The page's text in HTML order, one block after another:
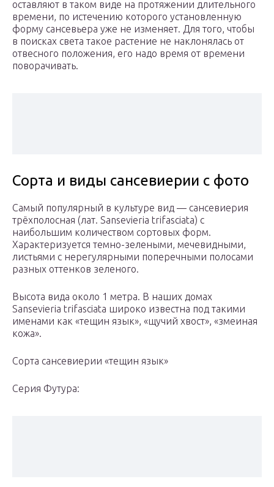
оставляют в таком виде на протяжении длительного
времени, по истечению которого установленную
форму сансевьера уже не изменяет. Для того, чтобы
в поисках света такое растение не наклонялась от
отвесного положения, его надо время от времени
поворачивать.
Сорта и виды сансевиерии с фото
Самый популярный в культуре вид — сансевиерия
трёхполосная (лат. Sansevieria trifasciata) с
наибольшим количеством сортовых форм.
Характеризуется темно-зелеными, мечевидными,
листьями с нерегулярными поперечными полосами
разных оттенков зеленого.
Высота вида около 1 метра. В наших домах
Sansevieria trifasciata широко известна под такими
именами как «тещин язык», «щучий хвост», «змеиная
кожа».
Сорта сансевиерии «тещин язык»
Серия Футура: